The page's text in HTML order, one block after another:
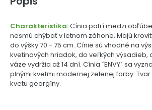
Charakteristika:Cínia patrí medzi
nesmú chýbať v letnom záhone. Majú
do výšky 70 - 75 cm. Cínie sú vhodné na
kvetinových hriadok, do veľkých výsadieb,
váze vydržia až 14 dní. Cínia ´ENVY´ sa
plnými kvetmi modernej zelenej farby.
kvetu georgíny.